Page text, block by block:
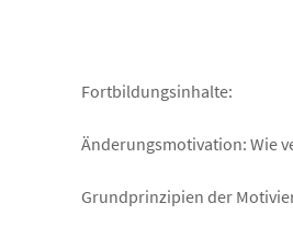
Fortbildungsinhalte:
Änderungsmotivation: Wie
Grundprinzipien der